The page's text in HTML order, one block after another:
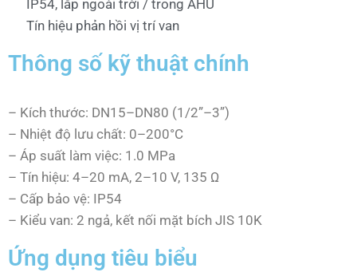
IP54, lắp ngoài trời / trong AHU
Tín hiệu phản hồi vị trí van
Thông số kỹ thuật chính
– Kích thước: DN15–DN80 (1/2”–3”)
– Nhiệt độ lưu chất: 0–200°C
– Áp suất làm việc: 1.0 MPa
– Tín hiệu: 4–20 mA, 2–10 V, 135 Ω
– Cấp bảo vệ: IP54
– Kiểu van: 2 ngả, kết nối mặt bích JIS 10K
Ứng dụng tiêu biểu